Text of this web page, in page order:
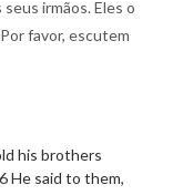
irmãos. Eles o
favor, escutem
his brothers
He said to them,